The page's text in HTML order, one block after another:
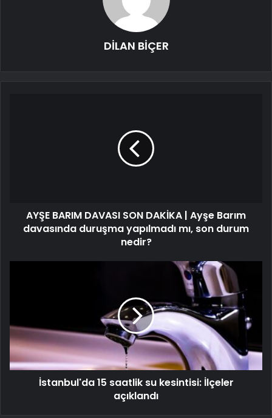
DİLAN BİÇER
AYŞE BARIM DAVASI SON DAKİKA | Ayşe Barım
davasında duruşma yapılmadı mı, son durum
nedir?
İstanbul'da 15 saatlik su kesintisi: İlçeler
açıklandı